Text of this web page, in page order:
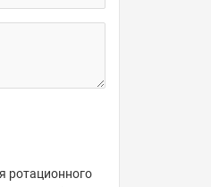
ротационного